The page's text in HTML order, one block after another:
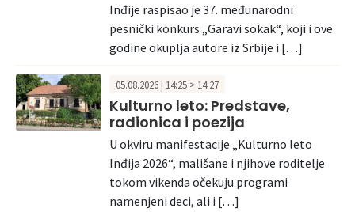
Inđije raspisao je 37. međunarodni
pesnički konkurs „Garavi sokak“, koji i ove
godine okuplja autore iz Srbije i […]
05.08.2026 | 14:25 > 14:27
Kulturno leto: Predstave,
radionica i poezija
U okviru manifestacije „Kulturno leto
Inđija 2026“, mališane i njihove roditelje
tokom vikenda očekuju programi
namenjeni deci, ali i […]